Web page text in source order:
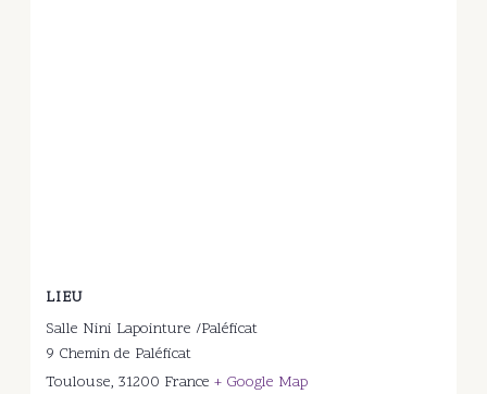
LIEU
Salle Nini Lapointure /Paléficat
9 Chemin de Paléficat
Toulouse, 31200 France + Google Map